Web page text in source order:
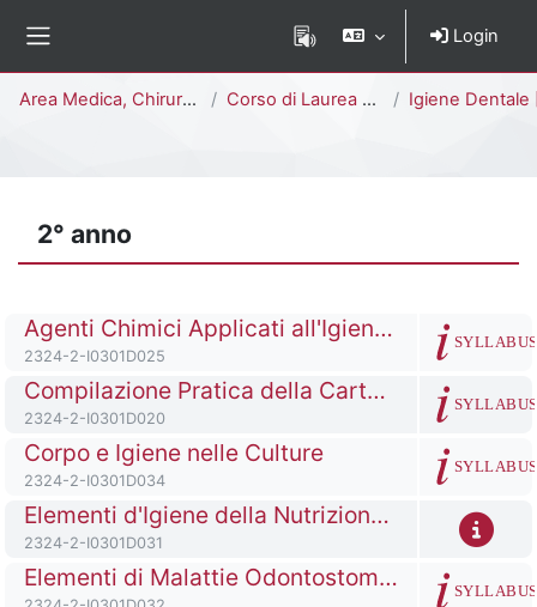
Login
Area Medica, Chirurgica e dei Servizi Clinici Corso di Laurea Triennale Igiene Dentale
2° anno
Titolo del corso Agenti Chimici Applicati all'Igiene Dentale
Codice identificativo del corso
2324-2-I0301D025
SYLLABUS
Titolo del corso Compilazione Pratica della Cartella Clinica in Odontoiatria
Codice identificativo del corso
2324-2-I0301D020
SYLLABUS
Titolo del corso
Corpo e Igiene nelle Culture
Codice identificativo del corso
2324-2-I0301D034
SYLLABUS
Titolo del corso Elementi d'Igiene della Nutrizione e delle Comunità e di Malattie Odontostomatologiche
Codice identificativo del corso
2324-2-I0301D031
Titolo del corso Elementi di Malattie Odontostomatologiche
Codice identificativo del corso
SYLLABUS